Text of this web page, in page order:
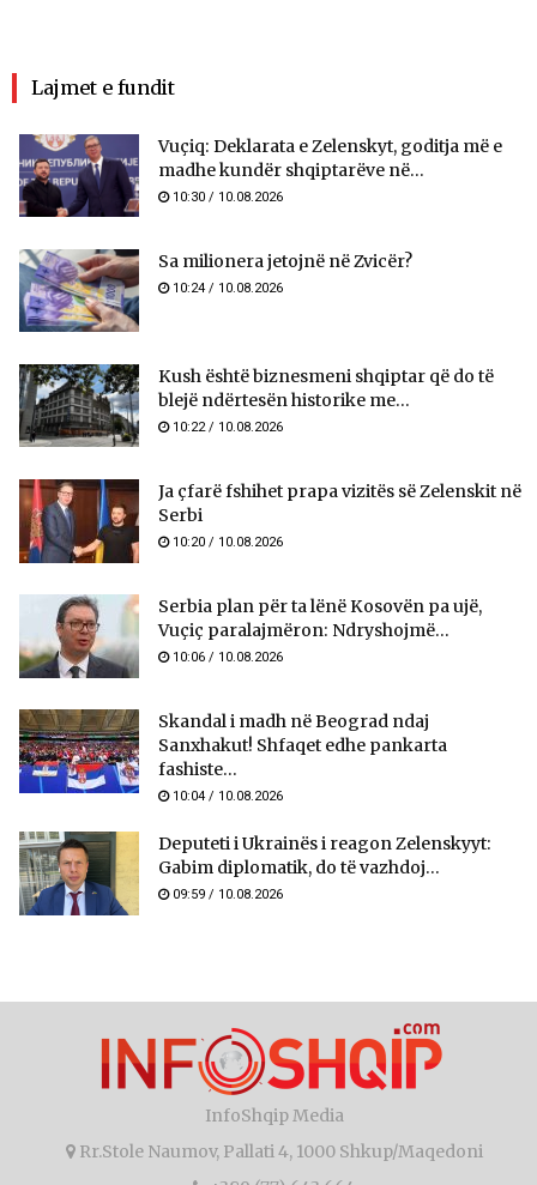
Lajmet e fundit
Vuçiq: Deklarata e Zelenskyt, goditja më e
madhe kundër shqiptarëve në...
10:30 / 10.08.2026
Sa milionera jetojnë në Zvicër?
10:24 / 10.08.2026
Kush është biznesmeni shqiptar që do të
blejë ndërtesën historike me...
10:22 / 10.08.2026
Ja çfarë fshihet prapa vizitës së Zelenskit në
Serbi
10:20 / 10.08.2026
Serbia plan për ta lënë Kosovën pa ujë,
Vuçiç paralajmëron: Ndryshojmë...
10:06 / 10.08.2026
Skandal i madh në Beograd ndaj
Sanxhakut! Shfaqet edhe pankarta
fashiste...
10:04 / 10.08.2026
​Deputeti i Ukrainës i reagon Zelenskyyt:
Gabim diplomatik, do të vazhdoj...
09:59 / 10.08.2026
InfoShqip Media
Rr.Stole Naumov, Pallati 4, 1000 Shkup/Maqedoni